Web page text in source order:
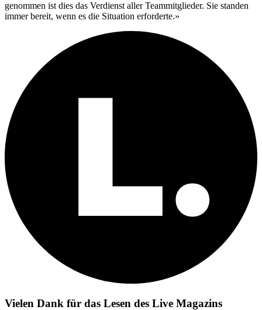
genommen ist dies das Verdienst aller Teammitglieder. Sie standen
immer bereit, wenn es die Situation erforderte.»
Vielen Dank für das Lesen des Live Magazins